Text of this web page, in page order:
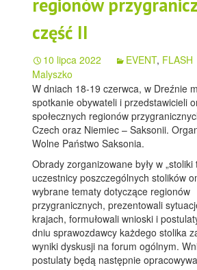
regionów
część II
10 lipca 2022 EVENT, FLASH
Malyszko
W dniach 18-19 czerwca, w Dreźnie
spotkanie obywateli i przedstawicieli
społecznych regionów
Czech oraz Niemiec – Saksonii.
Wolne Państwo Saksonia.
Obrady zorganizowane były w „stoliki
uczestnicy poszczególnych stolików
wybrane tematy dotyczące regionów
przygranicznych, prezentowali
krajach, formułowali wnioski i
dniu sprawozdawcy każdego stolika
wyniki dyskusji na forum ogólnym.
postulaty będą następnie